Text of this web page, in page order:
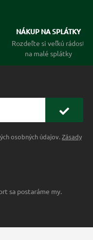
NÁKUP NA SPLÁTKY
Rozdeľte si veľkú rádosť
na malé splátky
osobných údajov.Zásady
sa postaráme my.